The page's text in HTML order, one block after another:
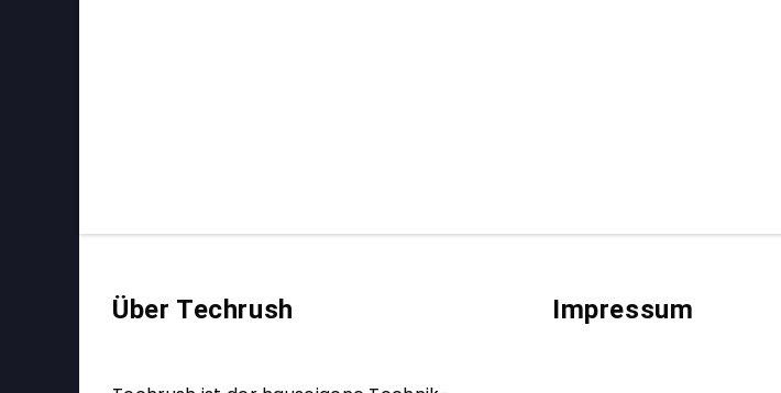
Über Techrush Impressum